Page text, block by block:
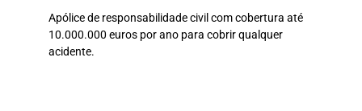
Apólice de responsabilidade civil com cobertura até
10.000.000 euros por ano para cobrir qualquer
acidente.